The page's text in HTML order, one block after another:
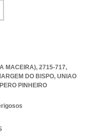
MACEIRA), 2715-717,
DO BISPO, UNIAO
PINHEIRO